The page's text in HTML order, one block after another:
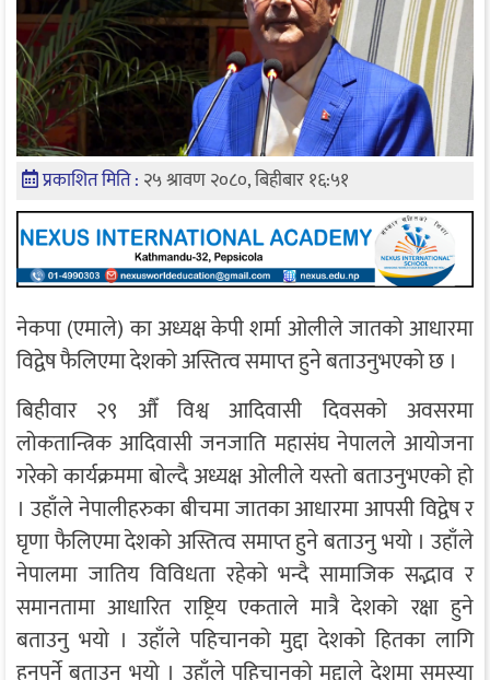
प्रकाशित मिति : २५ श्रावण २०८०, बिहीबार १६:५१
नेकपा (एमाले) का अध्यक्ष केपी शर्मा ओलीले जातको आधारमा
विद्वेष फैलिएमा देशको अस्तित्व समाप्त हुने बताउनुभएको छ ।
बिहीवार २९ औँ विश्व आदिवासी दिवसको अवसरमा
लोकतान्त्रिक आदिवासी जनजाति महासंघ नेपालले आयोजना
गरेको कार्यक्रममा बोल्दै अध्यक्ष ओलीले यस्तो बताउनुभएको हो
। उहाँले नेपालीहरुका बीचमा जातका आधारमा आपसी विद्वेष र
घृणा फैलिएमा देशको अस्तित्व समाप्त हुने बताउनु भयो । उहाँले
नेपालमा जातिय विविधता रहेको भन्दै सामाजिक सद्भाव र
समानतामा आधारित राष्ट्रिय एकताले मात्रै देशको रक्षा हुने
बताउनु भयो । उहाँले पहिचानको मुद्दा देशको हितका लागि